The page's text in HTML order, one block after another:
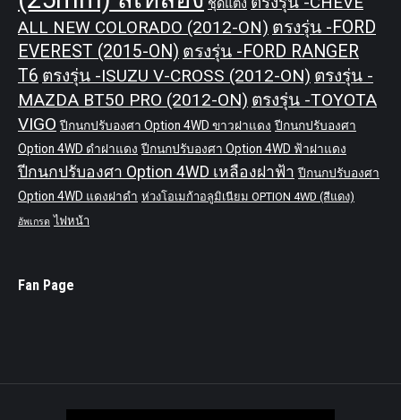
ชุดแต่ง
ALL NEW COLORADO (2012-ON) ตรงรุ่น -FORD
EVEREST (2015-ON) ตรงรุ่น -FORD RANGER
T6 ตรงรุ่น -ISUZU V-CROSS (2012-ON) ตรงรุ่น -
MAZDA BT50 PRO (2012-ON) ตรงรุ่น -TOYOTA
VIGO ปีกนกปรับองศา Option 4WD ขาวฝาแดง ปีกนกปรับองศา
Option 4WD ดำฝาแดง ปีกนกปรับองศา Option 4WD ฟ้าฝาแดง
ปีกนกปรับองศา Option 4WD เหลืองฝาฟ้า ปีกนกปรับองศา
Option 4WD แดงฝาดำ ห่วงโอเมก้าอลูมิเนียม OPTION 4WD (สีแดง)
อัพเกรด ไฟหน้า
Fan Page